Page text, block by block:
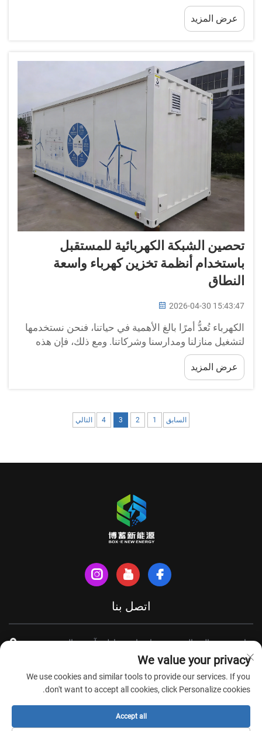
الشمسية أو من شبكة الكهرباء العامة. وعند تركيبك وحدة
قد توفر لك المال وتحسّن كفاءة استهلاكك للطاقة. ...
عرض المزيد
تحصين الشبكة الكهربائية للمستقبل
باستخدام أنظمة تخزين كهرباء واسعة
النطاق
2026-04-30 15:43:47
الكهرباء تُعدُّ أمرًا بالغ الأهمية في حياتنا، فنحن نستخدمها
لتشغيل منازلنا ومدارسنا وشركاتنا. ومع ذلك، فإن هذه
الكهرباء نفسها التي نستعملها ليست دائمًا متوفرة
بسهولة عند الحاجة إليها. وهنا تأتي أهمية تخزين الكهرباء
على نطاق واسع. وتستخدم شركات مثل BO...
عرض المزيد
السابق 1
2
3
4 التالي
اتصل بنا
شارع شينهي الشمالي، مدينة تيانتشانغ، مقاطعة آنهوي، الصين
+86-18949493005
We value your privacy
We use cookies and similar tools to provide our services. If you
don't want to accept all cookies, click Personalize cookies.
Accept all